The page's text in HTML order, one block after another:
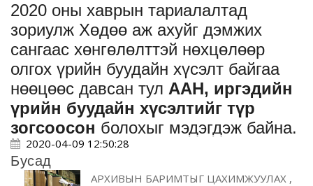
2020 оны хаврын тариалалтад
зориулж Хөдөө аж ахуйг дэмжих
сангаас хөнгөлөлттэй нөхцөлөөр
олгох үрийн буудайн хүсэлт байгаа
нөөцөөс давсан тул ААН, иргэдийн
үрийн буудайн хүсэлтийг түр
зогсоосон болохыг мэдэгдэж байна.
2020-04-09 12:50:28
Бусад
АРХИВЫН БАРИМТЫГ ЦАХИМЖУУЛАХ ,